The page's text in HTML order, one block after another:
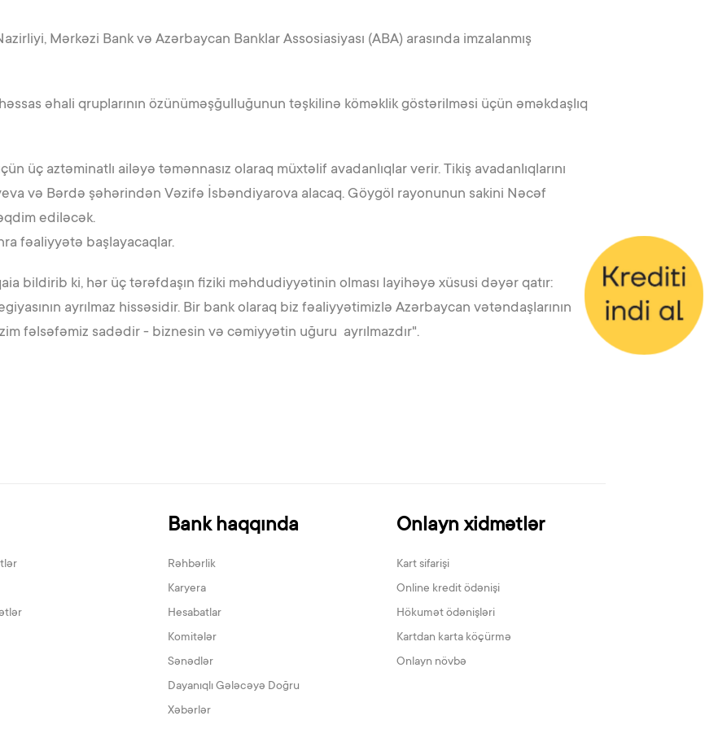
Mərkəzi Bank və Azərbaycan Banklar Assosiasiyası (ABA) arasında imzalanmış
əhali qruplarının özünüməşğulluğunun təşkilinə köməklik göstərilməsi üçün əməkdaşlıq
üç aztəminatlı ailəyə təmənnasız olaraq müxtəlif avadanlıqlar verir. Tikiş avadanlıqlarını
və Bərdə şəhərindən Vəzifə İsbəndiyarova alacaq. Göygöl rayonunun sakini Nəcəf
ediləcək.
fəaliyyətə başlayacaqlar.
bildirib ki, hər üç tərəfdaşın fiziki məhdudiyyətinin olması layihəyə xüsusi dəyər qatır:
ayrılmaz hissəsidir. Bir bank olaraq biz fəaliyyətimizlə Azərbaycan vətəndaşlarının
fəlsəfəmiz sadədir - biznesin və cəmiyyətin uğuru ayrılmazdır".
Bank haqqında
Rəhbərlik
Karyera
Hesabatlar
Komitələr
Sənədlər
Dayanıqlı Gələcəyə Doğru
Xəbərlər
Onlayn xidmətlər
Kart sifarişi
Online kredit ödənişi
Hökumət ödənişləri
Kartdan karta köçürmə
Onlayn növbə